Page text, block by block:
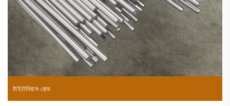
টাইটেনিয়াম রোড